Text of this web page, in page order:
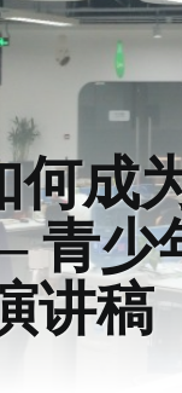
何成
青少
讲稿